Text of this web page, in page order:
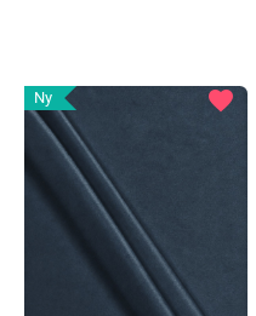
Ny favorite